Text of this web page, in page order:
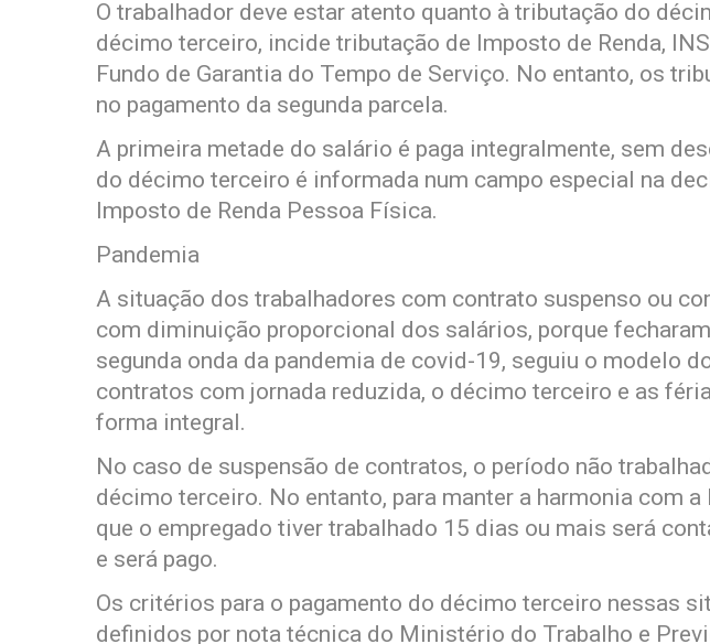
O trabalhador deve estar atento quanto à tributação do
décimo terceiro, incide tributação de Imposto de Renda,
Fundo de Garantia do Tempo de Serviço. No entanto, os
no pagamento da segunda parcela.
A primeira metade do salário é paga integralmente, sem
do décimo terceiro é informada num campo especial na
Imposto de Renda Pessoa Física.
Pandemia
A situação dos trabalhadores com contrato suspenso ou
com diminuição proporcional dos salários, porque
segunda onda da pandemia de covid-19, seguiu o modelo
contratos com jornada reduzida, o décimo terceiro e as
forma integral.
No caso de suspensão de contratos, o período não
décimo terceiro. No entanto, para manter a harmonia com
que o empregado tiver trabalhado 15 dias ou mais será
e será pago.
Os critérios para o pagamento do décimo terceiro nessas
definidos por nota técnica do Ministério do Trabalho e